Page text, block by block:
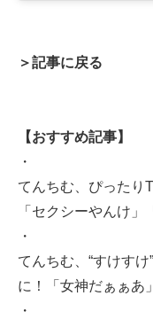
＞記事に戻る
【おすすめ記事】
・
てんちむ、ぴったり
「セクシーやんけ」
・
てんちむ、“すけす
に！「女神だぁぁあ
・